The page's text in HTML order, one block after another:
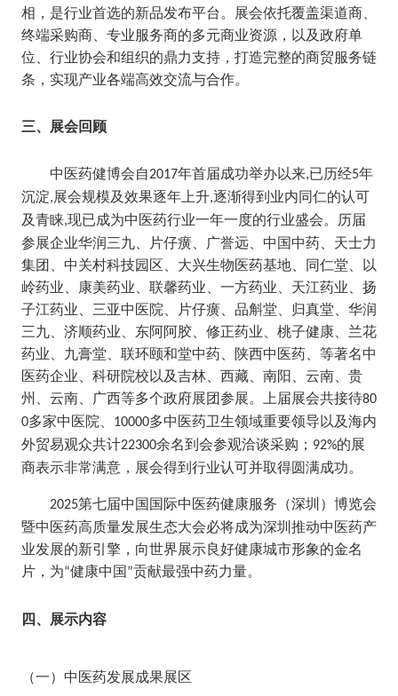
相，是行业首选的新品发布平台。展会依托覆盖渠道商、
终端采购商、专业服务商的多元商业资源，以及政府单
位、行业协会和组织的鼎力支持，打造完整的商贸服务链
条，实现产业各端高效交流与合作。
三、展会回顾
中医药健博会自2017年首届成功举办以来,已历经5年
沉淀,展会规模及效果逐年上升,逐渐得到业内同仁的认可
及青睐,现已成为中医药行业一年一度的行业盛会。历届
参展企业华润三九、片仔癀、广誉远、中国中药、天士力
集团、中关村科技园区、大兴生物医药基地、同仁堂、以
岭药业、康美药业、联馨药业、一方药业、天江药业、扬
子江药业、三亚中医院、
片仔癀
品斛堂、归真堂、华润
三九、 济顺药业、东阿阿胶、修正药业、桃子健康、兰花
药业、九膏堂、联环颐和堂中药、陕西中医药、等著名中
医药企业、科研院校以及吉林、 西藏、南阳、 云南、贵
州、 云南、 广西等多个政府展团参展。上届展会共接待80
0多家中医院、 10000多中医药卫生领域重要领导以及海内
外贸易观众共计22300余名到会参观洽谈采购； 92%的展
商表示非常满意，展会得到行业认可并取得圆满成功。
2025第七届中国国际中医药健康服务（深圳）博览会
暨中医药高质量发展生态大会必将成为深圳推动中医药产
业发展的新引擎，向世界展示良好健康城市形象的金名
片，为“健康中国 ”贡献最强中药力量。
四、展示内容
（一）中医药发展成果展区